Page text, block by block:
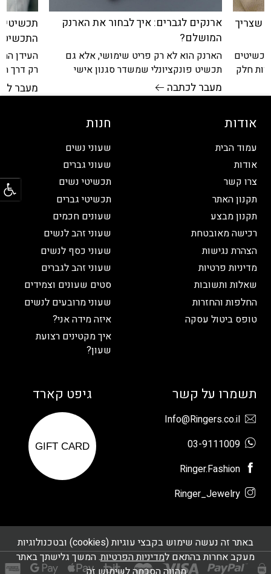
שצריך
חלק
ארנקים לגברים: איך לבחור את הארנק
המושלם?
הארנק הוא לא רק פריט שימושי, אלא גם
תכשיט פונקציונלי שמשדר סגנון אישי
ומעמד. גברים שמחפשים ארנק לא תמיד
מתמקדים
מעבר לכתבה
העידן
רק דרך
לגברים.
מעבר
אודות
עמוד הבית
אודות
צרו קשר
תקנון האתר
תקנון מבצע
רכישה מאובטחת
הצהרת נגישות
מדיניות פרטיות
שאלות ותשובות
החלפות והחזרות
טופס ביטול עסקה
חנות
שעוני נשים
שעוני גברים
תכשיטי נשים
תכשיטי גברים
שעונים חכמים
שעוני זהב לנשים
שעוני כסף לנשים
שעוני זהב לגברים
סטים שעונים וצמידים
שעוני מרובעים לנשים
איזה מידה אני?
איך מקטינים רצועת
שעון?
תשמרו על קשר
Info@Ringers.co.il
03-9111009
Ringer.Fashion
Ringer_Jewelry
גיפט קארד
GIFT CARD
באתר זה נעשה שימוש בקבצי עוגיות (cookies) ובטכנולוגיות
מעקב אחרות בהתאם למדיניות הפרטיות. המשך גלישתך באתר